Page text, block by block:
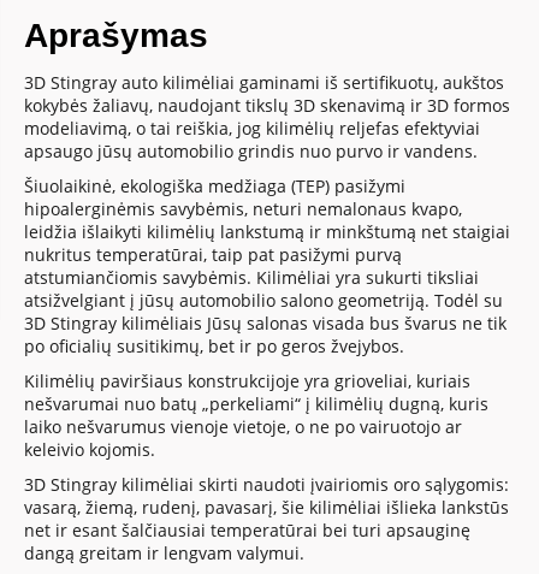
Aprašymas
3D Stingray auto kilimėliai gaminami iš sertifikuotų, aukštos
kokybės žaliavų, naudojant tikslų 3D skenavimą ir 3D formos
modeliavimą, o tai reiškia, jog kilimėlių reljefas efektyviai
apsaugo jūsų automobilio grindis nuo purvo ir vandens.
Šiuolaikinė, ekologiška medžiaga (TEP) pasižymi
hipoalerginėmis savybėmis, neturi nemalonaus kvapo,
leidžia išlaikyti kilimėlių lankstumą ir minkštumą net staigiai
nukritus temperatūrai, taip pat pasižymi purvą
atstumiančiomis savybėmis. Kilimėliai yra sukurti tiksliai
atsižvelgiant į jūsų automobilio salono geometriją. Todėl su
3D Stingray kilimėliais Jūsų salonas visada bus švarus ne tik
po oficialių susitikimų, bet ir po geros žvejybos.
Kilimėlių paviršiaus konstrukcijoje yra grioveliai, kuriais
nešvarumai nuo batų „perkeliami“ į kilimėlių dugną, kuris
laiko nešvarumus vienoje vietoje, o ne po vairuotojo ar
keleivio kojomis.
3D Stingray kilimėliai skirti naudoti įvairiomis oro sąlygomis:
vasarą, žiemą, rudenį, pavasarį, šie kilimėliai išlieka lankstūs
net ir esant šalčiausiai temperatūrai bei turi apsauginę
dangą greitam ir lengvam valymui.